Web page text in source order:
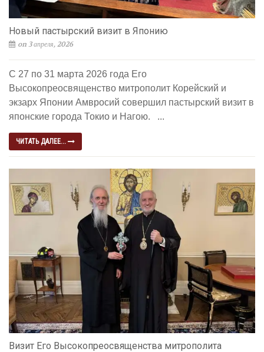
Новый пастырский визит в Японию
on 3 апреля, 2026
С 27 по 31 марта 2026 года Его
Высокопреосвященство митрополит Корейский и
экзарх Японии Амвросий совершил пастырский визит в
японские города Токио и Нагою. ...
ЧИТАТЬ ДАЛЕЕ...
Визит Его Высокопреосвященства митрополита